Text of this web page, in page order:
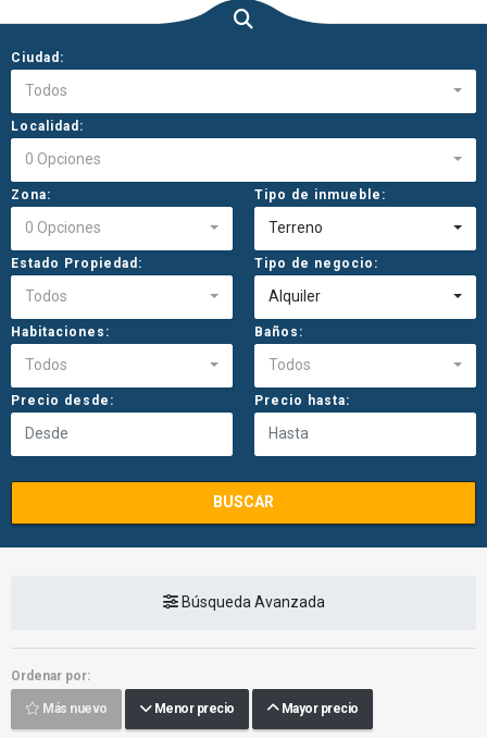
Ciudad:
Todos
Localidad:
0 Opciones
Zona:
0 Opciones
Tipo de inmueble:
Terreno
Estado Propiedad:
Todos
Tipo de negocio:
Alquiler
Habitaciones:
Todos
Baños:
Todos
Precio desde: Precio hasta:
BUSCAR
Búsqueda Avanzada
Ordenar por:
Más nuevo Menor precio Mayor precio